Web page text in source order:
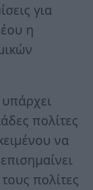
για
η
πολίτες
να
πολίτες